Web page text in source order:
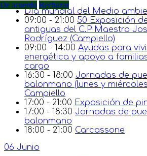
Día mundial del Medio
09:00 - 21:00 50 Exposición
antiguas del C.P Maestro
Rodríguez (Campiello)
09:00 - 14:00 Ayudas para
energética y apoyo a
cargo
16:30 - 18:00 Jornadas de
balonmano (lunes y
Campiello
17:00 - 21:00 Exposición de
17:00 - 18:30 Jornadas de
balonmano
18:00 - 21:00 Carcassone
06 Junio
De acuerdo Rechazar